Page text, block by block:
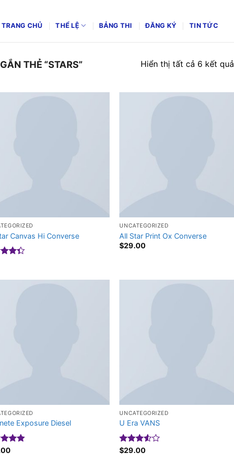
TRANG CHỦ THỂ LỆ BẢNG THI ĐĂNG KÝ TIN TỨC
THẺ “STARS” Hiển thị tất cả 6 kết quả
Canvas Hi Converse
UNCATEGORIZED
All Star Print Ox Converse
$29.00
Exposure Diesel
xếp
UNCATEGORIZED
U Era VANS
Được
$29.00